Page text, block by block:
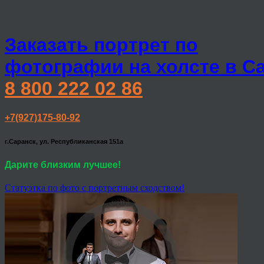
Заказать портрет по
фотографии на холсте в
8 800 222 02 86
+7(927)175-80-92
г.Саранск, ул. Республиканская 151а
Дарите близким лучшее!
Статуэтка по фото с портретным сходством!